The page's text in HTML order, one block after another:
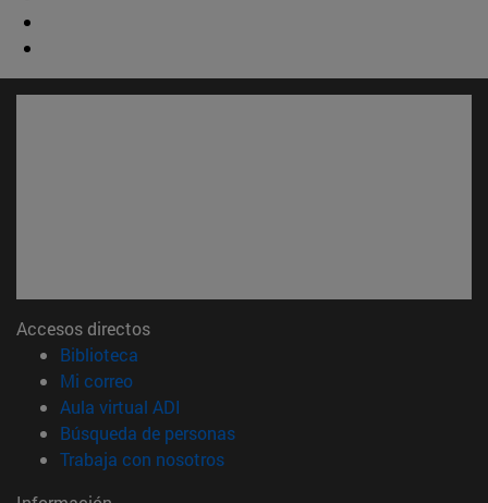
Accesos directos
Biblioteca
Mi correo(abre en nueva ventana)
Aula virtual ADI
Búsqueda de personas(abre en nueva ventana)
Trabaja con nosotros(abre en nueva ventana)